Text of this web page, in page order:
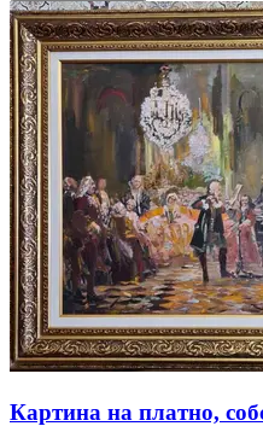
Картина на платно,